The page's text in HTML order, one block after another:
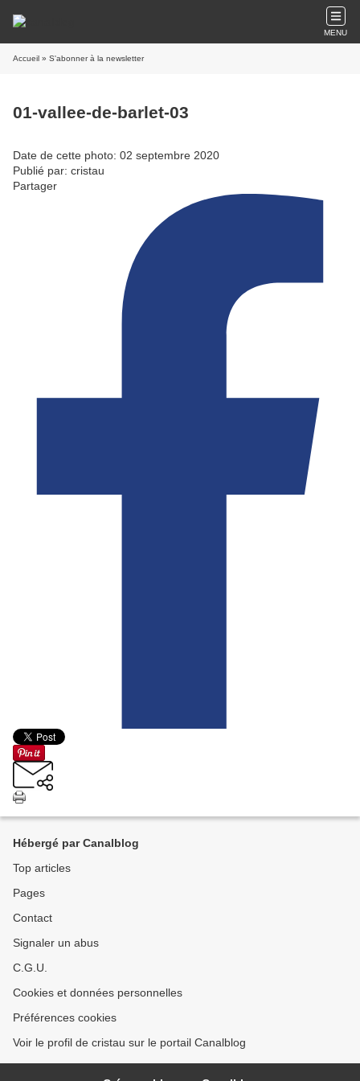
MENU
Accueil » S'abonner à la newsletter
01-vallee-de-barlet-03
Date de cette photo: 02 septembre 2020
Publié par: cristau
Partager
Hébergé par Canalblog
Top articles
Pages
Contact
Signaler un abus
C.G.U.
Cookies et données personnelles
Préférences cookies
Voir le profil de cristau sur le portail Canalblog